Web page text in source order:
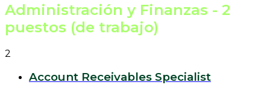
Administración y Finanzas - 2
puestos (de trabajo)
2
Account Receivables Specialist